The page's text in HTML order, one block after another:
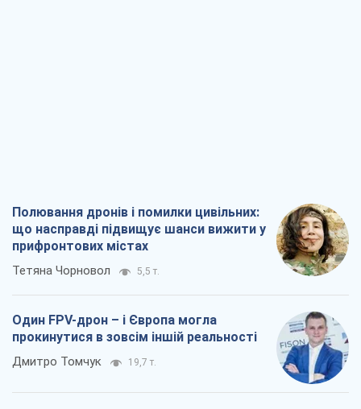
Полювання дронів і помилки цивільних:
що насправді підвищує шанси вижити у
прифронтових містах
Тетяна Чорновол 5,5 т.
Один FPV-дрон – і Європа могла
прокинутися в зовсім іншій реальності
Дмитро Томчук 19,7 т.